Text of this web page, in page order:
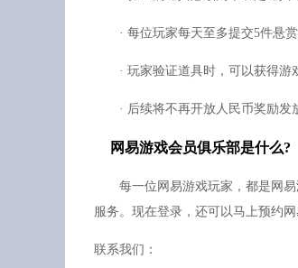
· 每位玩家每天至多提交5件悬赏
· 玩家验证道具时，可以获得游戏
· 后续将不再开放人民币奖励发
网易游戏会员俱乐部是什么?
每一位网易游戏玩家，都是网易
服务。现在登录，还可以马上预约
联系我们：